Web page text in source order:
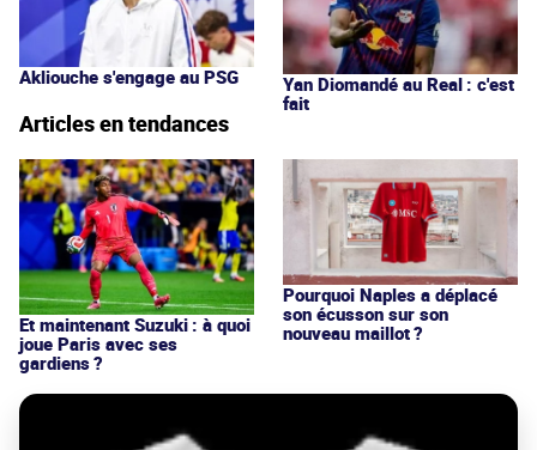
Akliouche s'engage au PSG
Yan Diomandé au Real : c'est
fait
Articles en tendances
Et maintenant Suzuki : à quoi
joue Paris avec ses
gardiens ?
Pourquoi Naples a déplacé
son écusson sur son
nouveau maillot ?